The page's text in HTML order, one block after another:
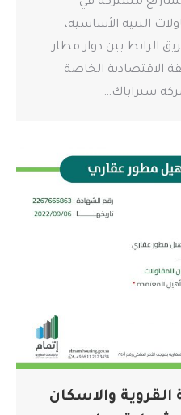
البنية الأساسية،
الرابط بين دوار مطار
الاقتصادية الخاصة
ستراباك…
القروية والاسكان